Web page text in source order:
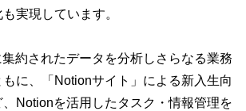
実現しています。
約されたデータを分析しさらなる業務
に、「Notionサイト」による新入生向
Notionを活用したタスク・情報管理を